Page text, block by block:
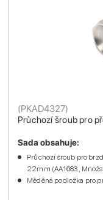
Průchozí šroub pro
(PKAD4327)
Sada obsahuje:
Průchozí šroub pro
22mm (AA1683 ,
Měděná podložka pro